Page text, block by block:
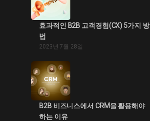
효과적인 B2B 고객경험(CX) 5가지 방
법
2023년 7월 28일
B2B 비즈니스에서 CRM을 활용해야
하는 이유